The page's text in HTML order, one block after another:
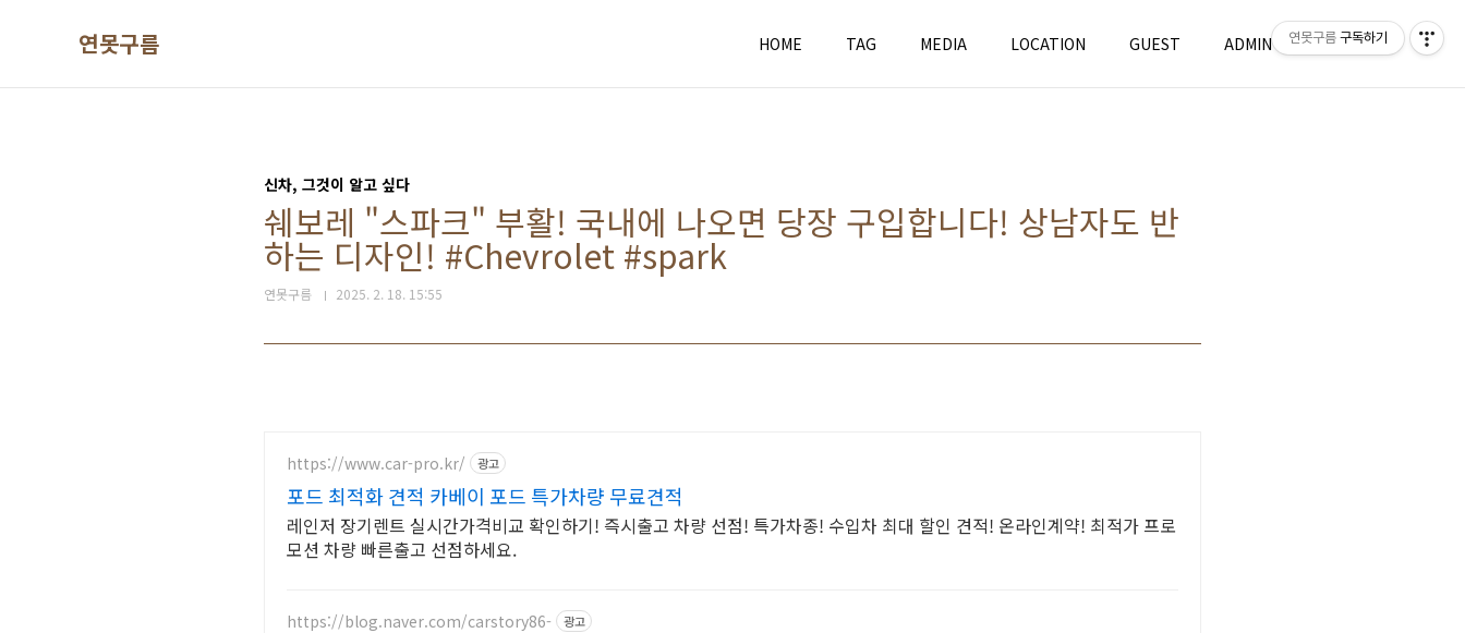
연못구름 HOME TAG MEDIA LOCATION GUEST ADMIN WRITE
신차, 그것이 알고 싶다
쉐보레 "스파크" 부활! 국내에 나오면 당장 구입합니다! 상남자도 반
하는 디자인! #Chevrolet #spark
연못구름 2025. 2. 18. 15:55
https://www.car-pro.kr/ 광고
포드 최적화 견적 카베이 포드 특가차량 무료견적
레인저 장기렌트 실시간가격비교 확인하기! 즉시출고 차량 선점! 특가차종! 수입차 최대 할인 견적! 온라인계약! 최적가 프로
모션 차량 빠른출고 선점하세요.
https://blog.naver.com/carstory86- 광고
연못구름 구독하기